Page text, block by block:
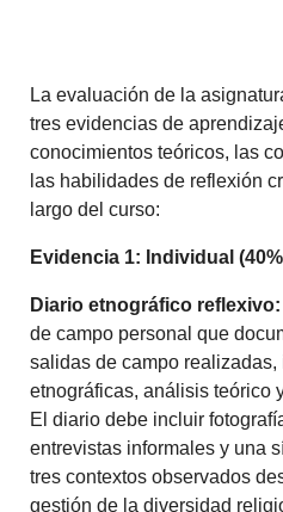
La evaluación de la
tres evidencias de
conocimientos teóricos, las
las habilidades de reflexión
largo del curso:
Evidencia 1: Individual
Diario etnográfico reflexivo:
de campo personal que
salidas de campo
etnográficas, análisis teórico
El diario debe incluir
entrevistas informales y una
tres contextos observados
gestión de la diversidad